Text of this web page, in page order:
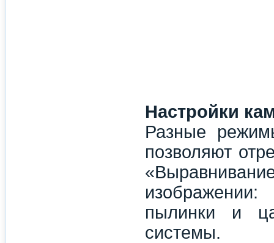
Настройки
Разные
позволяют
пылинки и
системы.